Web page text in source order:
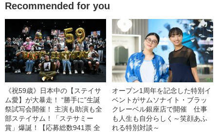
Recommended for you
《祝59歳》日本中の【ステイサ
ム愛】が大暴走！ “勝手に”生誕
祭試写会開催！ 主演も助演も全
部ステイサム！「ステサミー
賞」爆誕！【応募総数941票 全
オープン1周年を記念した特別イ
ベントがサムソナイト・ブラッ
クレーベル銀座店で開催 仕事
も人生も自分らしく～笑顔あふ
れる特別対談～